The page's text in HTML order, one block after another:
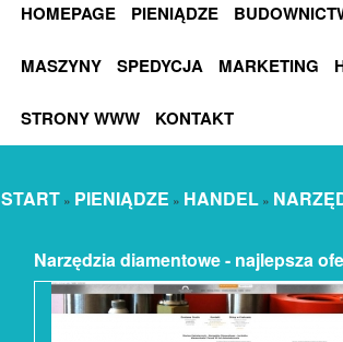
HOMEPAGE PIENIĄDZE
MASZYNY SPEDYCJA MARKETING
STRONY WWW KONTAKT
START » PIENIĄDZE » HANDEL »
Narzędzia diamentowe - najlepsza